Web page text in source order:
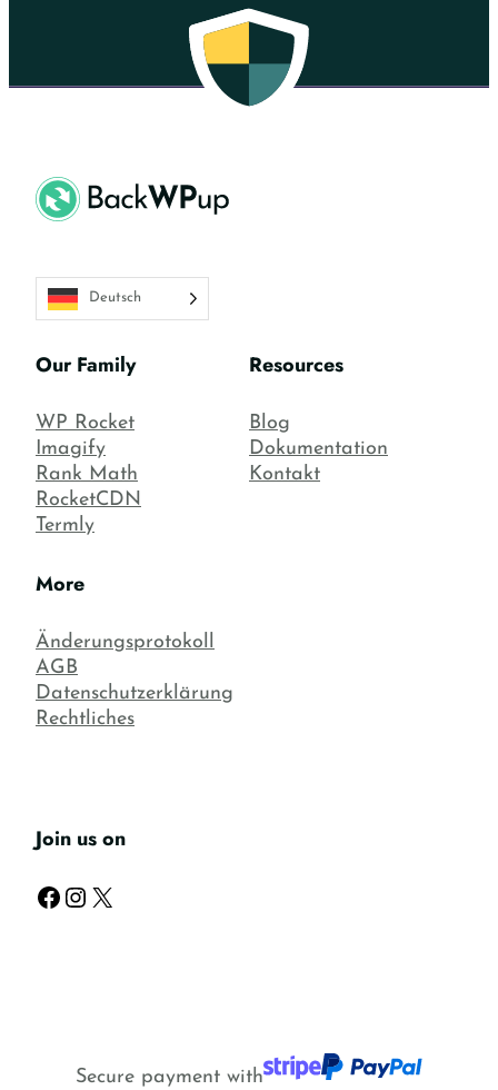
Deutsch
Our Family
WP Rocket
Imagify
Rank Math
RocketCDN
Termly
Resources
Blog
Dokumentation
Kontakt
More
Änderungsprotokoll
AGB
Datenschutzerklärung
Rechtliches
Join us on
Facebook Instagram X
Secure payment with